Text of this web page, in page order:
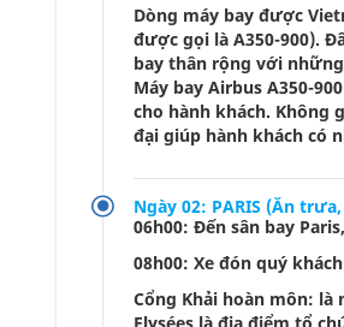
Dòng máy bay được
được gọi là A350-900).
bay thân rộng với
Máy bay Airbus A350-
cho hành khách. Không
đại giúp hành khách có
Ngày 02: PARIS (Ăn
06h00: Đến sân bay
08h00: Xe đón quý
Cổng Khải hoàn môn: